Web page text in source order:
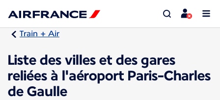
Train + Air
Liste des villes et des gares
reliées à l'aéroport Paris-Charles
de Gaulle